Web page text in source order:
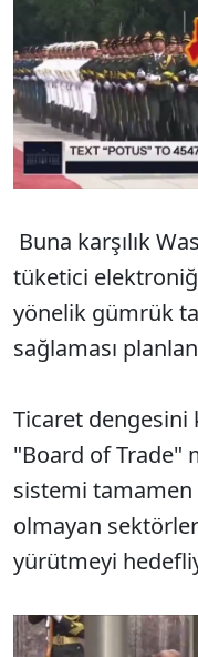
Buna karşılık
tüketici
yönelik gümrük
sağlaması
Ticaret dengesini
"Board of Trade"
sistemi
olmayan
yürütmeyi